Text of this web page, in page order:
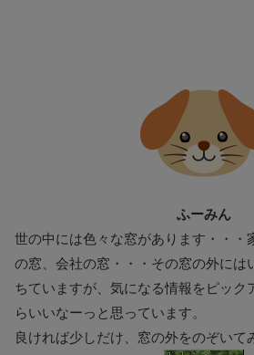
ふーみん
世の中には色々な窓があります・・・
の窓、会社の窓・・・その窓の外には
ちていますが、気になる情報をピック
らいいなーっと思っています。
良ければ少しだけ、窓の外をのぞいて